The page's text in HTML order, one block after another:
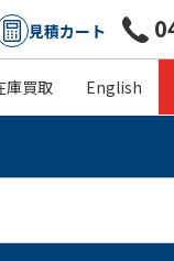
見積カート
庫買取 English